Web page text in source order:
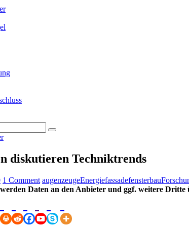
diskutieren Techniktrends
1 Comment augenzeugeEnergiefassadefensterbau
Daten an den Anbieter und ggf. weitere Dritte